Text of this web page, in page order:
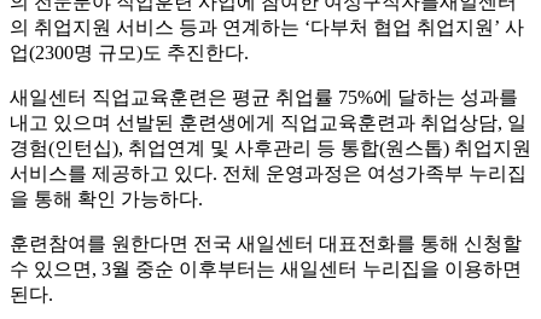
의 취업지원 서비스 등과 연계하는 ‘다부처 협업 취업지원’ 사
업(2300명 규모)도 추진한다.
새일센터 직업교육훈련은 평균 취업률 75%에 달하는 성과를
내고 있으며 선발된 훈련생에게 직업교육훈련과 취업상담, 일
경험(인턴십), 취업연계 및 사후관리 등 통합(원스톱) 취업지원
서비스를 제공하고 있다. 전체 운영과정은 여성가족부 누리집
을 통해 확인 가능하다.
훈련참여를 원한다면 전국 새일센터 대표전화를 통해 신청할
수 있으면, 3월 중순 이후부터는 새일센터 누리집을 이용하면
된다.